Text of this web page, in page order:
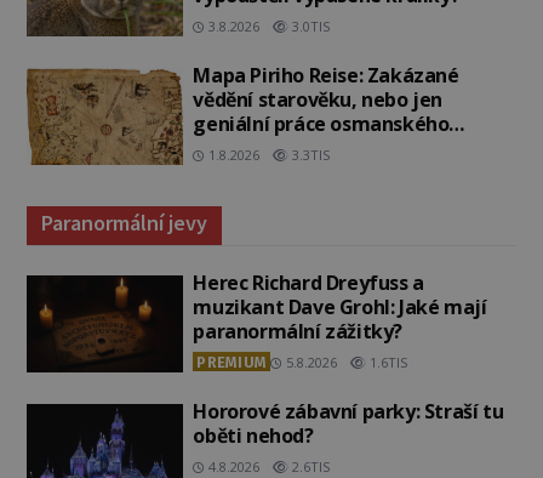
3.8.2026 3.0TIS
Mapa Piriho Reise: Zakázané
vědění starověku, nebo jen
geniální práce osmanského
admirála?
1.8.2026 3.3TIS
Paranormální jevy
Herec Richard Dreyfuss a
muzikant Dave Grohl: Jaké mají
paranormální zážitky?
PREMIUM 5.8.2026 1.6TIS
Hororové zábavní parky: Straší tu
oběti nehod?
4.8.2026 2.6TIS